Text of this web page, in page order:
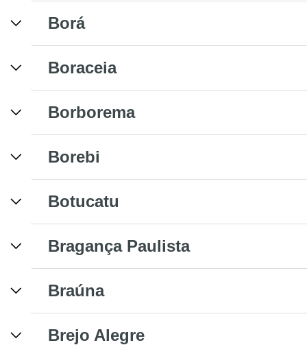
Borá
Boraceia
Borborema
Borebi
Botucatu
Bragança Paulista
Braúna
Brejo Alegre